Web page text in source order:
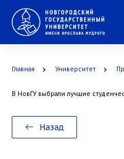
Главная Университет
В НовГУ выбрали лучшие
Назад